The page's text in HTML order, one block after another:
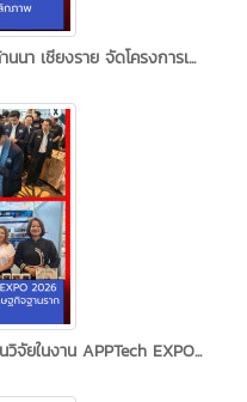
า เชียงราย จัดโครงการเ...
จัยในงาน APPTech EXPO...